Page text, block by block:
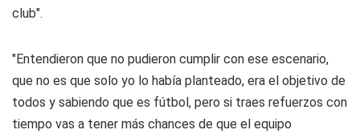
club".
"Entendieron que no pudieron cumplir con ese escenario,
que no es que solo yo lo había planteado, era el objetivo de
todos y sabiendo que es fútbol, pero si traes refuerzos con
tiempo vas a tener más chances de que el equipo